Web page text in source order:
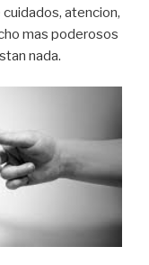
atencion,
mas poderosos
nada.